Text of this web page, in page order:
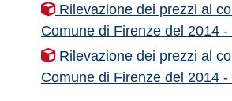
Rilevazione dei prezzi al
Comune di Firenze del 2014
Rilevazione dei prezzi al
Comune di Firenze del 2014